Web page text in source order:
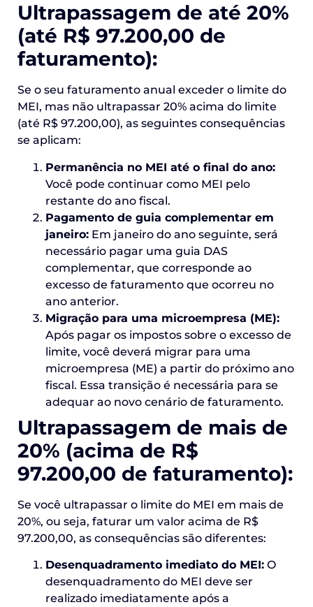
Ultrapassagem de até 20%
(até R$ 97.200,00 de
faturamento):
Se o seu faturamento anual exceder o limite do
MEI, mas não ultrapassar 20% acima do limite
(até R$ 97.200,00), as seguintes consequências
se aplicam:
Permanência no MEI até o final do ano:
Você pode continuar como MEI pelo
restante do ano fiscal.
Pagamento de guia complementar em
janeiro: Em janeiro do ano seguinte, será
necessário pagar uma guia DAS
complementar, que corresponde ao
excesso de faturamento que ocorreu no
ano anterior.
Migração para uma microempresa (ME):
Após pagar os impostos sobre o excesso de
limite, você deverá migrar para uma
microempresa (ME) a partir do próximo ano
fiscal. Essa transição é necessária para se
adequar ao novo cenário de faturamento.
Ultrapassagem de mais de
20% (acima de R$
97.200,00 de faturamento):
Se você ultrapassar o limite do MEI em mais de
20%, ou seja, faturar um valor acima de R$
97.200,00, as consequências são diferentes:
Desenquadramento imediato do MEI: O
desenquadramento do MEI deve ser
realizado imediatamente após a